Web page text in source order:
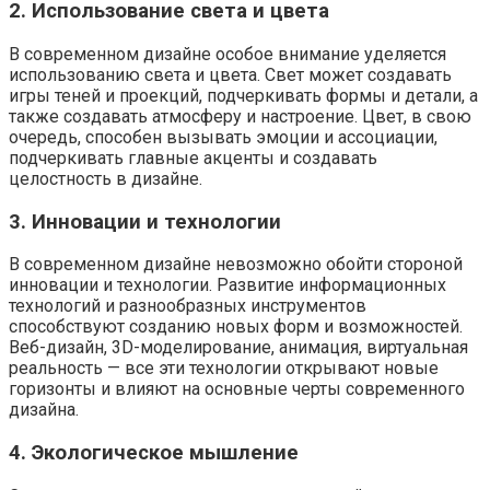
2. Использование света и цвета
В современном дизайне особое внимание уделяется
использованию света и цвета. Свет может создавать
игры теней и проекций, подчеркивать формы и детали, а
также создавать атмосферу и настроение. Цвет, в свою
очередь, способен вызывать эмоции и ассоциации,
подчеркивать главные акценты и создавать
целостность в дизайне.
3. Инновации и технологии
В современном дизайне невозможно обойти стороной
инновации и технологии. Развитие информационных
технологий и разнообразных инструментов
способствуют созданию новых форм и возможностей.
Веб-дизайн, 3D-моделирование, анимация, виртуальная
реальность — все эти технологии открывают новые
горизонты и влияют на основные черты современного
дизайна.
4. Экологическое мышление